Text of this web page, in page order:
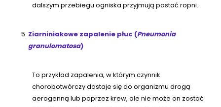
dalszym przebiegu ogniska przyjmują postać ropni.
Ziarniniakowe zapalenie płuc (Pneumonia
granulomatosa)
To przykład zapalenia, w którym czynnik
chorobotwórczy dostaje się do organizmu drogą
aerogenną lub poprzez krew, ale nie może on zostać